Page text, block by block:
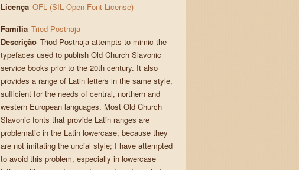
Licença OFL (SIL Open Font License)
Família Triod Postnaja
Descrição Triod Postnaja attempts to mimic the
typefaces used to publish Old Church Slavonic
service books prior to the 20th century. It also
provides a range of Latin letters in the same style,
sufficient for the needs of central, northern and
western European languages. Most Old Church
Slavonic fonts that provide Latin ranges are
problematic in the Latin lowercase, because they
are not imitating the uncial style; I have attempted
to avoid this problem, especially in lowercase